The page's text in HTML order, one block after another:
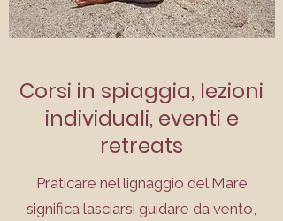
Corsi in spiaggia, lezioni
individuali, eventi e
retreats
Praticare nel lignaggio del Mare
significa lasciarsi guidare da vento,